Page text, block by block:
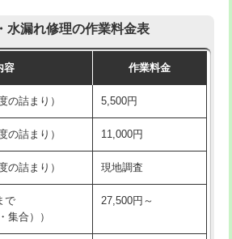
/3ｍ超え)
・埋め戻し作
11,000円~
事/3ｍまで） 55,000円
水管工事/3ｍ超
+11,000円
埋め戻し作業）
満）
水トラップ
22,000円+材料費
）
水漏れ修理の作業料金表
容 作業料金
の詰まり） 5,500円
の詰まり） 11,000円
の詰まり） 現地調査
で
集合））
27,500円～